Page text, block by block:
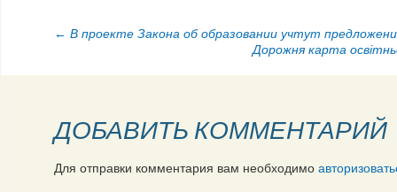
НАВИГАЦИЯ ПО ЗАПИСЯМ
← В проекте Закона об образовании учтут
Дорожня карта
ДОБАВИТЬ КОММЕНТАРИЙ
Для отправки комментария вам необходимо